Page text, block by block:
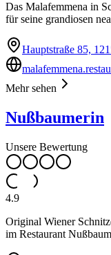
Das Malafemmena in
für seine grandiosen
Hauptstraße 85,
Mehr sehen
Nußbaumerin
Unsere Bewertung
4.9
Original Wiener
im Restaurant